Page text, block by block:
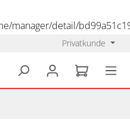
manager/detail/
Privatkunde